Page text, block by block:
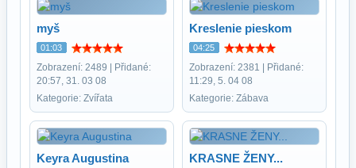
myš
01:03
Zobrazení: 2489 | Přidané:
20:57, 31. 03 08
Kategorie: Zvířata
Kreslenie pieskom
04:25
Zobrazení: 2381 | Přidané:
11:29, 5. 04 08
Kategorie: Zábava
Keyra Augustina KRASNE ŽENY...